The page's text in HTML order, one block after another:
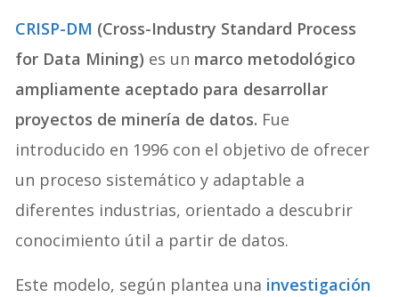
CRISP-DM (Cross-Industry Standard Process
for Data Mining) es un marco metodológico
ampliamente aceptado para desarrollar
proyectos de minería de datos. Fue
introducido en 1996 con el objetivo de ofrecer
un proceso sistemático y adaptable a
diferentes industrias, orientado a descubrir
conocimiento útil a partir de datos.
Este modelo, según plantea una investigación